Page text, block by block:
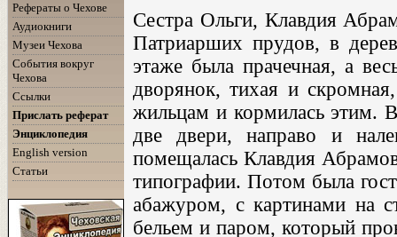
Рефераты о Чехове
Аудиокниги
Музеи Чехова
События вокруг
Чехова
Ссылки
Прислать реферат
Энциклопедия
English version
Статьи
Сестра Ольги, Клавдия
Патриарших прудов, в
этаже была прачечная, а
дворянок, тихая и
жильцам и кормилась этим.
две двери, направо и
помещалась Клавдия
типографии. Потом была
абажуром, с картинами на
бельем и паром, который